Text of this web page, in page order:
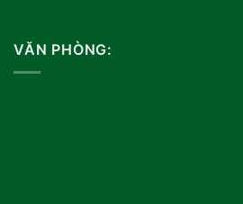
VĂN PHÒNG: